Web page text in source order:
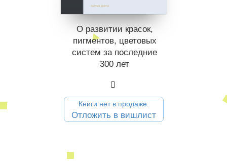
О развитии красок,
пигментов, цветовых
систем за последние
300 лет
Книги нет в продаже.
Отложить в вишлист